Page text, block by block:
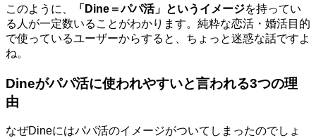
このように、 「Dine＝パパ活」というイメージを持ってい
る人が一定数いることがわかります。純粋な恋活・婚活目的
で使っているユーザーからすると、ちょっと迷惑な話ですよ
ね。
Dineがパパ活に使われやすいと言われる3つの理
由
なぜDineにはパパ活のイメージがついてしまったのでしょ